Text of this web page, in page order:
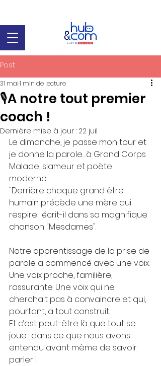
Post
🎙️A notre tout premier
coach !
31 mai1 min de lecture
Dernière mise à jour : 22 juil.
Le dimanche, je passe mon tour et
je donne la parole…à Grand Corps
Malade, slameur et poète
moderne…
"Derrière chaque grand être
humain précède une mère qui
respire" écrit-il dans sa magnifique
chanson "Mesdames".
Notre apprentissage de la prise de
parole a commencé avec une voix.
Une voix proche, familière,
rassurante. Une voix qui ne
cherchait pas à convaincre et qui,
pourtant, a tout construit.
Et c’est peut-être là que tout se
joue : dans ce que nous avons
entendu avant même de savoir
parler !